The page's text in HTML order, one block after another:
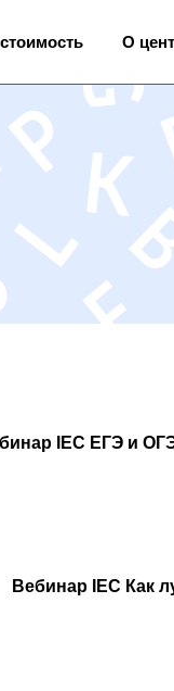
О
IEC ЕГЭ и
Вебинар IEC Как